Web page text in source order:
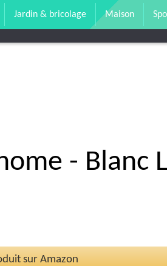
Jardin & bricolage Maison
- Blanc
sur Amazon